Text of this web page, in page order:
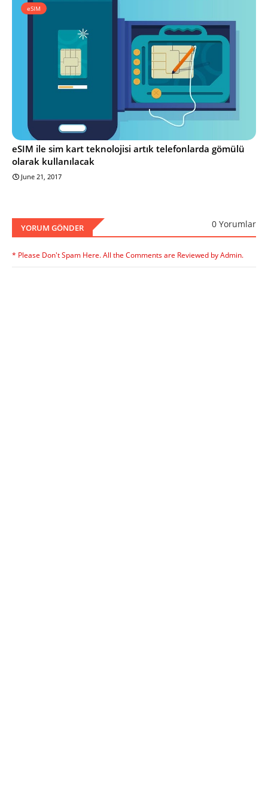
eSIM
eSIM ile sim kart teknolojisi artık telefonlarda gömülü
olarak kullanılacak
June 21, 2017
YORUM GÖNDER 0 Yorumlar
* Please Don't Spam Here. All the Comments are Reviewed by Admin.